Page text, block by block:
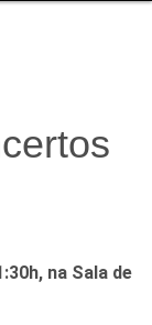
na Sala de